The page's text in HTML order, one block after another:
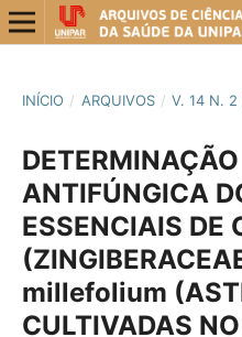
INÍCIO / ARQUIVOS / V. 14 N. 2
ANTIFÚNGICA
ESSENCIAIS
millefolium
CULTIVADAS